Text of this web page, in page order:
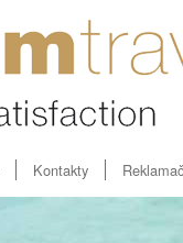
Kontakty